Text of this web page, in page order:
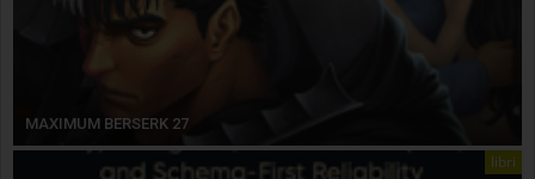
MAXIMUM BERSERK 27
libri